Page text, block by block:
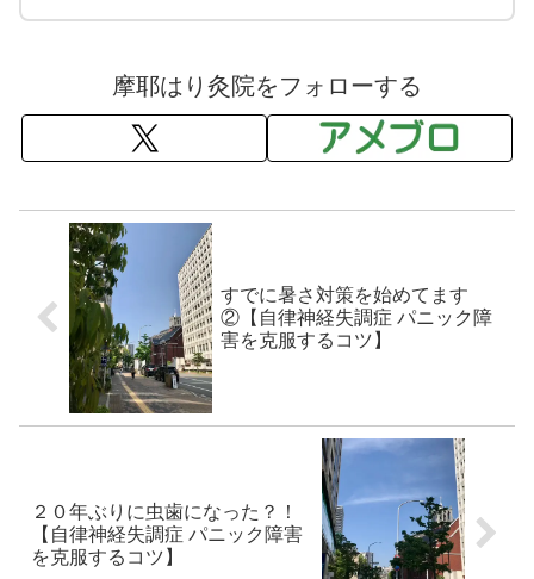
摩耶はり灸院をフォローする
すでに暑さ対策を始めてます
②【自律神経失調症 パニック障
害を克服するコツ】
２０年ぶりに虫歯になった？！
【自律神経失調症 パニック障害
を克服するコツ】